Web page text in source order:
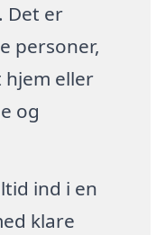
Det er
personer,
eller
og
ind i en
klare